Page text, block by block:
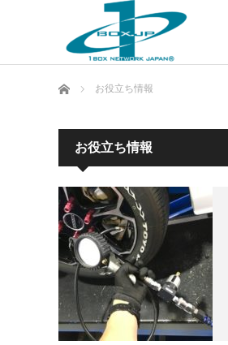
ホーム お役立ち情報
お役立ち情報